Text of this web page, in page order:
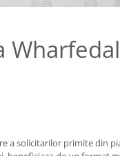
a solicitarilor primite din